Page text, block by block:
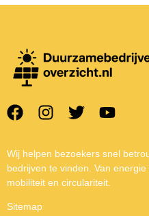
Wij helpen bezoekers snel
bedrijven te vinden. Van
mobiliteit en circulariteit.
Sitemap